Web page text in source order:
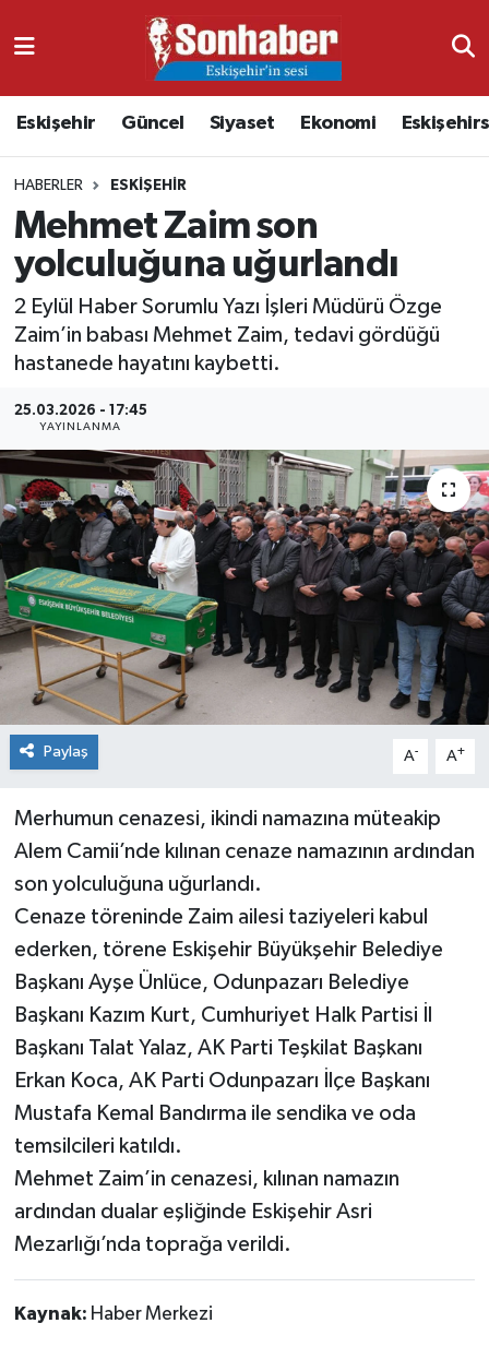
Eskişehir Güncel Siyaset Ekonomi
HABERLER ESKIŞEHIR
Mehmet Zaim son
yolculuğuna uğurlandı
2 Eylül Haber Sorumlu Yazı İşleri Müdürü Özge
Zaim’in babası Mehmet Zaim, tedavi gördüğü
hastanede hayatını kaybetti.
25.03.2026 - 17:45
YAYINLANMA
Paylaş A- A+
Merhumun cenazesi, ikindi namazına müteakip
Alem Camii’nde kılınan cenaze namazının ardından
son yolculuğuna uğurlandı.
Cenaze töreninde Zaim ailesi taziyeleri kabul
ederken, törene Eskişehir Büyükşehir Belediye
Başkanı Ayşe Ünlüce, Odunpazarı Belediye
Başkanı Kazım Kurt, Cumhuriyet Halk Partisi İl
Başkanı Talat Yalaz, AK Parti Teşkilat Başkanı
Erkan Koca, AK Parti Odunpazarı İlçe Başkanı
Mustafa Kemal Bandırma ile sendika ve oda
temsilcileri katıldı.
Mehmet Zaim’in cenazesi, kılınan namazın
ardından dualar eşliğinde Eskişehir Asri
Mezarlığı’nda toprağa verildi.
Kaynak: Haber Merkezi
Ekonomi
Güncel
Kültür & Sanat
Magazin
Resmi İlanlar
Sağlık
Siyaset
Spor
Nöbetçi Eczaneler
Namaz Vakitleri
Trafik Durumu
Süper Lig Puan Durumu ve Fikstür
Tüm Manşetler
Son Dakika Haberleri
Haber Arşivi